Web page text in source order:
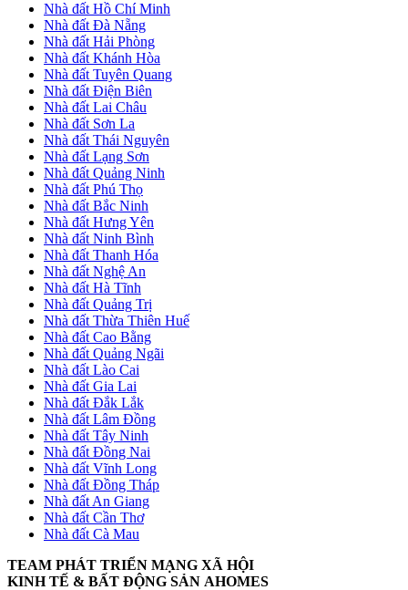
Nhà đất Hồ Chí Minh
Nhà đất Đà Nẵng
Nhà đất Hải Phòng
Nhà đất Khánh Hòa
Nhà đất Tuyên Quang
Nhà đất Điện Biên
Nhà đất Lai Châu
Nhà đất Sơn La
Nhà đất Thái Nguyên
Nhà đất Lạng Sơn
Nhà đất Quảng Ninh
Nhà đất Phú Thọ
Nhà đất Bắc Ninh
Nhà đất Hưng Yên
Nhà đất Ninh Bình
Nhà đất Thanh Hóa
Nhà đất Nghệ An
Nhà đất Hà Tĩnh
Nhà đất Quảng Trị
Nhà đất Thừa Thiên Huế
Nhà đất Cao Bằng
Nhà đất Quảng Ngãi
Nhà đất Lào Cai
Nhà đất Gia Lai
Nhà đất Đắk Lắk
Nhà đất Lâm Đồng
Nhà đất Tây Ninh
Nhà đất Đồng Nai
Nhà đất Vĩnh Long
Nhà đất Đồng Tháp
Nhà đất An Giang
Nhà đất Cần Thơ
Nhà đất Cà Mau
TEAM PHÁT TRIỂN MẠNG XÃ HỘI
KINH TẾ & BẤT ĐỘNG SẢN AHOMES